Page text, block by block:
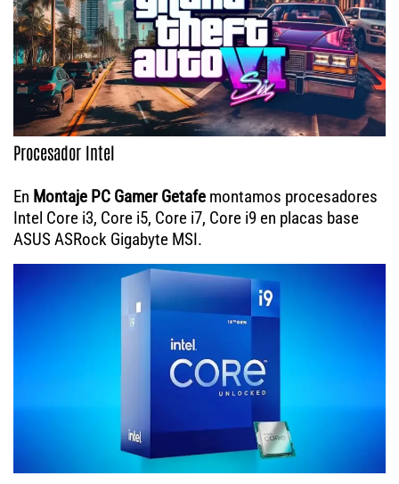
Procesador Intel
En Montaje PC Gamer Getafe montamos procesadores
Intel Core i3, Core i5, Core i7, Core i9 en placas base
ASUS ASRock Gigabyte MSI.